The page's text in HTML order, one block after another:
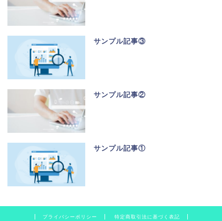
サンプル記事③
サンプル記事②
サンプル記事①
プライバシーポリシー 特定商取引法に基づく表記